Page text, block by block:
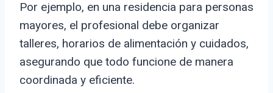
Por ejemplo, en una residencia para personas
mayores, el profesional debe organizar
talleres, horarios de alimentación y cuidados,
asegurando que todo funcione de manera
coordinada y eficiente.